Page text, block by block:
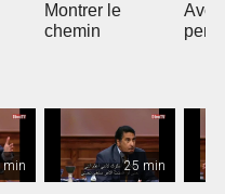
Montrer le
chemin
min 25 min